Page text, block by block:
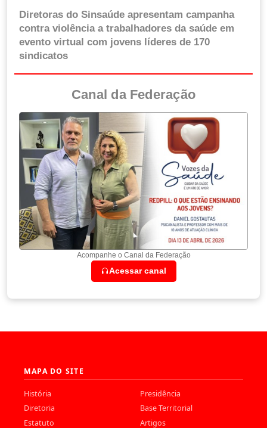
Diretoras do Sinsaúde apresentam campanha
contra violência a trabalhadores da saúde em
evento virtual com jovens líderes de 170
sindicatos
Canal da Federação
Acompanhe o Canal da Federação
Acessar canal
MAPA DO SITE
História
Presidência
Diretoria
Base Territorial
Estatuto
Artigos